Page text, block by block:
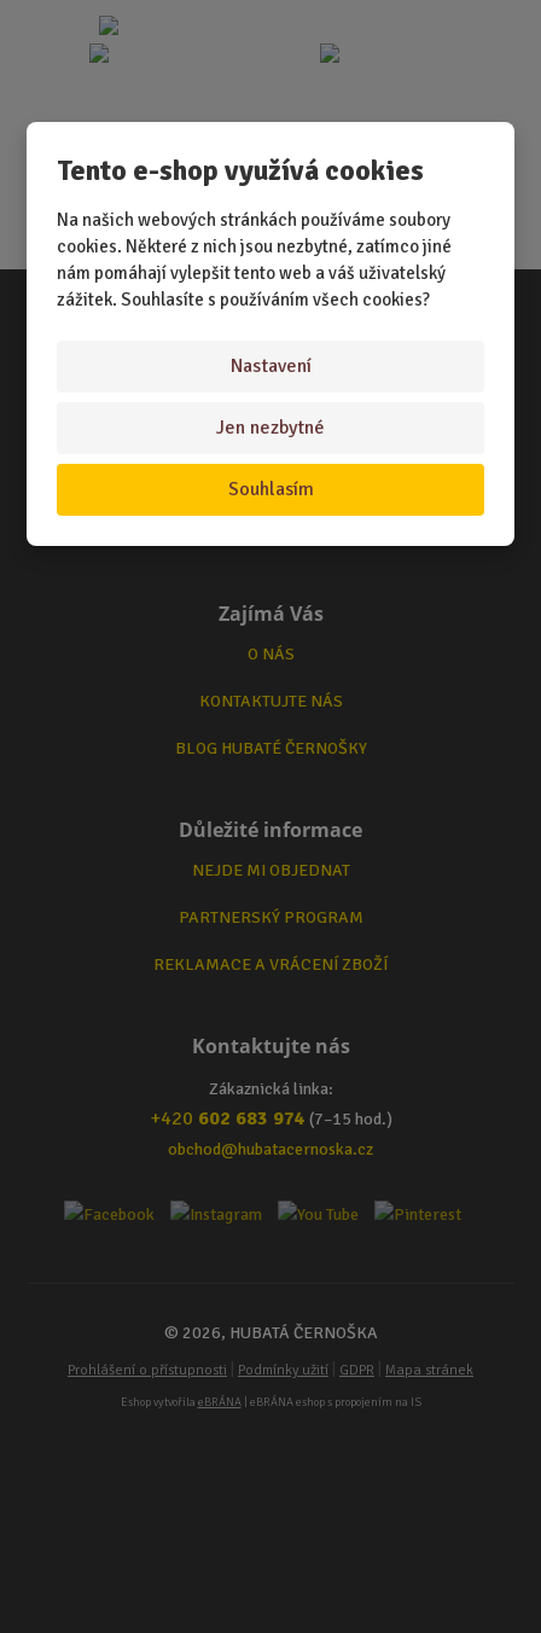
Tento e-shop využívá cookies
Na našich webových stránkách používáme soubory
cookies. Některé z nich jsou nezbytné, zatímco jiné
nám pomáhají vylepšit tento web a váš uživatelský
zážitek. Souhlasíte s používáním všech cookies?
Nastavení
Jen nezbytné
Souhlasím
Vše o nákupu
TERMÍNY ODESLÁNÍ ZBOŽÍ
ZPŮSOB DORUČENÍ
Zajímá Vás
O NÁS
KONTAKTUJTE NÁS
BLOG HUBATÉ ČERNOŠKY
Důležité informace
NEJDE MI OBJEDNAT
PARTNERSKÝ PROGRAM
REKLAMACE A VRÁCENÍ ZBOŽÍ
Kontaktujte nás
Zákaznická linka:
+420 602 683 974 (7–15 hod.)
obchod@hubatacernoska.cz
© 2026, HUBATÁ ČERNOŠKA
Prohlášení o přístupnosti Podmínky užití GDPR Mapa stránek
Eshop vytvořila eBRÁNA| eBRÁNA eshop s propojením na IS